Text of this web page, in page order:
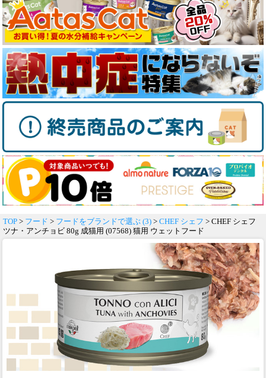
TOP > フード > フードをブランドで選ぶ (3) > CHEF シェフ > CHEF シェフ
ツナ・アンチョビ 80g 成猫用 (07568) 猫用 ウェットフード